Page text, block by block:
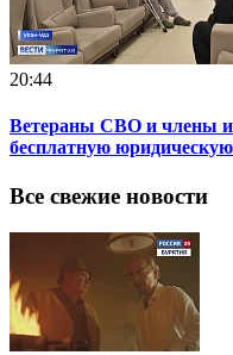
20:44
Ветераны СВО и члены
бесплатную
Все свежие новости